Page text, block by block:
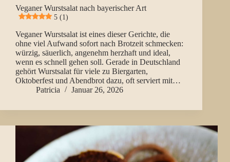
Veganer Wurstsalat nach bayerischer Art
5 (1)
Veganer Wurstsalat ist eines dieser Gerichte, die
ohne viel Aufwand sofort nach Brotzeit schmecken:
würzig, säuerlich, angenehm herzhaft und ideal,
wenn es schnell gehen soll. Gerade in Deutschland
gehört Wurstsalat für viele zu Biergarten,
Oktoberfest und Abendbrot dazu, oft serviert mit…
Patricia
Januar 26, 2026